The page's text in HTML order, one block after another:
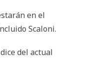
en el
Scaloni.
del actual